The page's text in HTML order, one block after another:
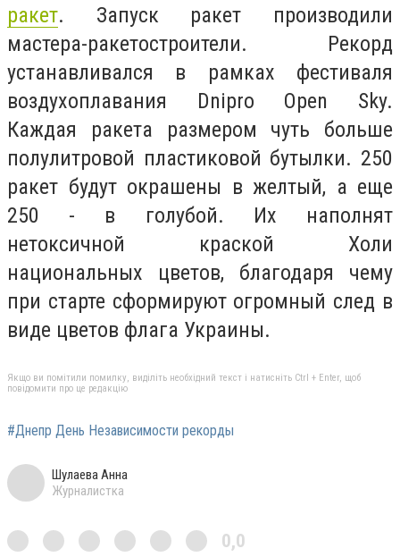
ракет. Запуск ракет производили
мастера-ракетостроители. Рекорд
устанавливался в рамках фестиваля
воздухоплавания Dnipro Open Sky.
Каждая ракета размером чуть больше
полулитровой пластиковой бутылки. 250
ракет будут окрашены в желтый, а еще
250 - в голубой. Их наполнят
нетоксичной краской Холи
национальных цветов, благодаря чему
при старте сформируют огромный след в
виде цветов флага Украины.
Якщо ви помітили помилку, виділіть необхідний текст і натисніть Ctrl + Enter, щоб
повідомити про це редакцію
#Днепр День Независимости рекорды
Шулаева Анна
Журналистка
0,0